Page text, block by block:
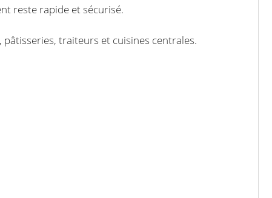
reste rapide et sécurisé.
traiteurs et cuisines centrales.